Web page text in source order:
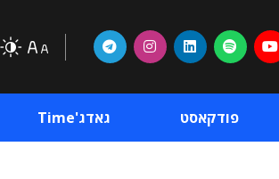
פודקאסט גאדג'Time